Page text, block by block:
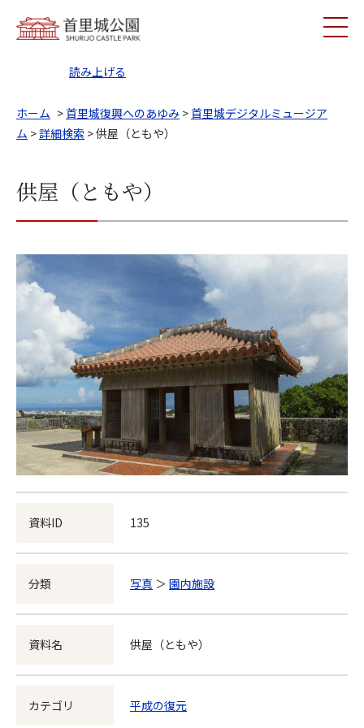
読み上げる
ホーム > 首里城復興へのあゆみ > 首里城デジタルミュージア
ム >詳細検索 > 供屋（ともや）
供屋（ともや）
資料ID 135
分類 写真 ＞ 園内施設
資料名 供屋（ともや）
カテゴリ 平成の復元